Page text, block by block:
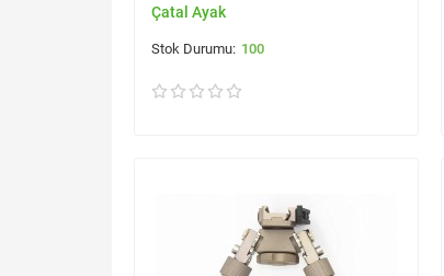
Çatal Ayak
100